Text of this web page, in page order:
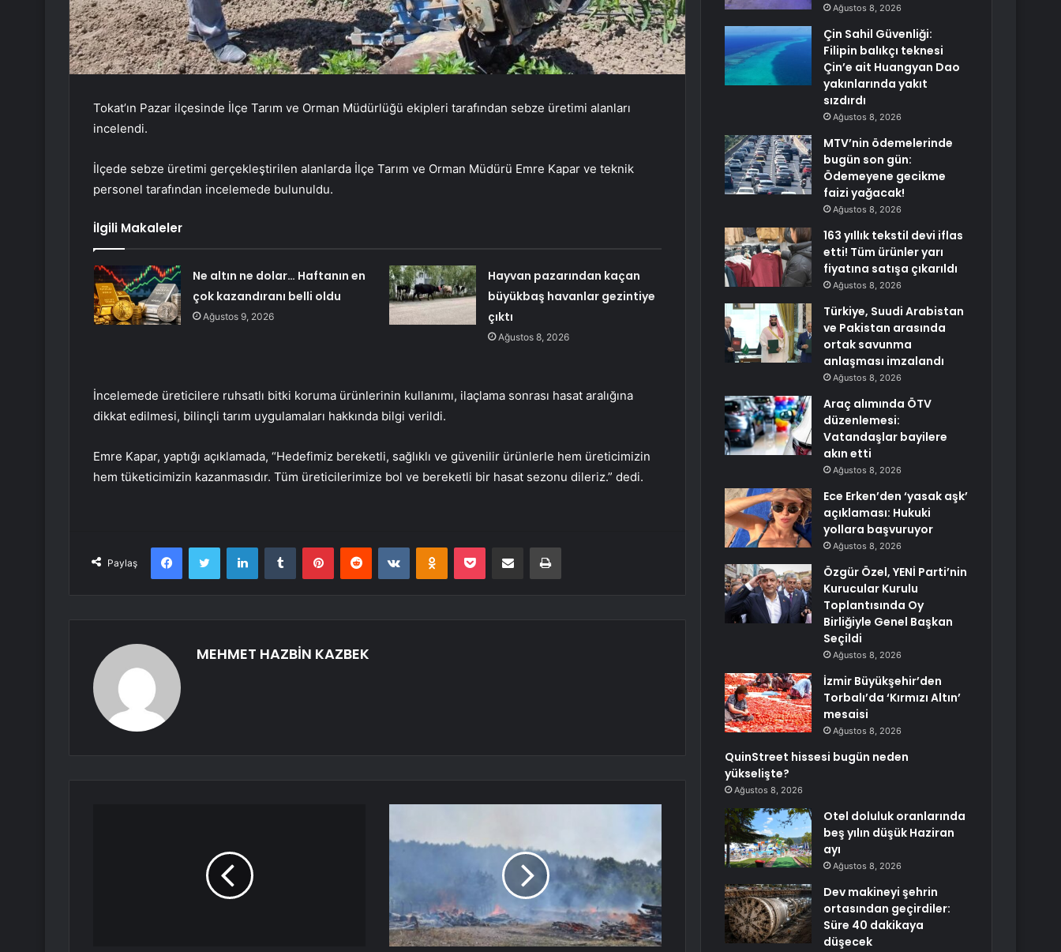
Tokat’ın Pazar ilçesinde İlçe Tarım ve Orman Müdürlüğü ekipleri tarafından sebze üretimi alanları
incelendi.
İlçede sebze üretimi gerçekleştirilen alanlarda İlçe Tarım ve Orman Müdürü Emre Kapar ve teknik
personel tarafından incelemede bulunuldu.
İlgili Makaleler
Ne altın ne dolar… Haftanın en
çok kazandıranı belli oldu
Ağustos 9, 2026
Hayvan pazarından kaçan
büyükbaş havanlar gezintiye
çıktı
Ağustos 8, 2026
İncelemede üreticilere ruhsatlı bitki koruma ürünlerinin kullanımı, ilaçlama sonrası hasat aralığına
dikkat edilmesi, bilinçli tarım uygulamaları hakkında bilgi verildi.
Emre Kapar, yaptığı açıklamada, “Hedefimiz bereketli, sağlıklı ve güvenilir ürünlerle hem üreticimizin
hem tüketicimizin kazanmasıdır. Tüm üreticilerimize bol ve bereketli bir hasat sezonu dileriz.” dedi.
Paylaş
FacebookTwitter LinkedInTumblr PinterestReddit VKontakteOdnoklassniki
Pocket E-Posta ile paylaş Yazdır
MEHMET HAZBİN KAZBEK
Ağustos 8, 2026
Çin Sahil Güvenliği:
Filipin balıkçı teknesi
Çin’e ait Huangyan Dao
yakınlarında yakıt
sızdırdı
Ağustos 8, 2026
MTV’nin ödemelerinde
bugün son gün:
Ödemeyene gecikme
faizi yağacak!
Ağustos 8, 2026
163 yıllık tekstil devi iflas
etti! Tüm ürünler yarı
fiyatına satışa çıkarıldı
Ağustos 8, 2026
Türkiye, Suudi Arabistan
ve Pakistan arasında
ortak savunma
anlaşması imzalandı
Ağustos 8, 2026
Araç alımında ÖTV
düzenlemesi:
Vatandaşlar bayilere
akın etti
Ağustos 8, 2026
Ece Erken’den ‘yasak aşk’
açıklaması: Hukuki
yollara başvuruyor
Ağustos 8, 2026
Özgür Özel, YENİ Parti’nin
Kurucular Kurulu
Toplantısında Oy
Birliğiyle Genel Başkan
Seçildi
Ağustos 8, 2026
İzmir Büyükşehir’den
Torbalı’da ‘Kırmızı Altın’
mesaisi
Ağustos 8, 2026
QuinStreet hissesi bugün neden
yükselişte?
Ağustos 8, 2026
Otel doluluk oranlarında
beş yılın düşük Haziran
ayı
Ağustos 8, 2026
Dev makineyi şehrin
ortasından geçirdiler:
Süre 40 dakikaya
düşecek